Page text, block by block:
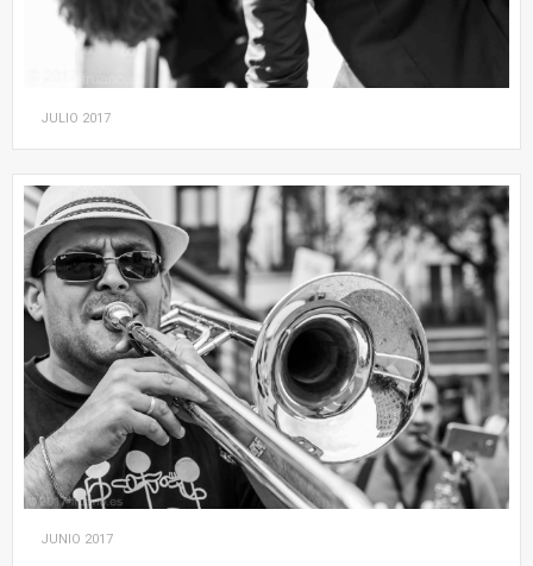
JULIO 2017
JUNIO 2017